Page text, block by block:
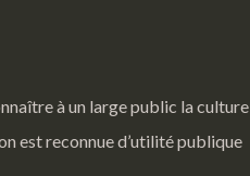
à un large public la culture
est reconnue d’utilité publique